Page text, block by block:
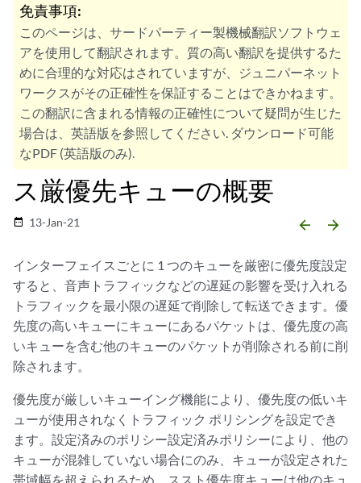
免責事項:
このページは、サードパーティー製機械翻訳ソフトウェ
アを使用して翻訳されます。質の高い翻訳を提供するた
めに合理的な対応はされていますが、ジュニパーネット
ワークスがその正確性を保証することはできかねます。
この翻訳に含まれる情報の正確性について疑問が生じた
場合は、英語版を参照してください. ダウンロード可能
なPDF (英語版のみ).
ス厳優先キューの概要
date_range 13-Jan-21 arrow_backward arrow_forward
インターフェイスごとに 1 つのキューを厳密に優先度設定
すると、音声トラフィックなどの遅延の影響を受け入れる
トラフィックを最小限の遅延で削除して転送できます。優
先度の高いキューにキューにあるパケットは、優先度の高
いキューを含む他のキューのパケットが削除される前に削
除されます。
優先度が厳しいキューイング機能により、優先度の低いキ
ューが使用されなくトラフィック ポリシングを設定でき
ます。設定済みのポリシー設定済みポリシーにより、他の
キューが混雑していない場合にのみ、キューが設定された
帯域幅を超えられるため、ススト優先度キューは他のキュ